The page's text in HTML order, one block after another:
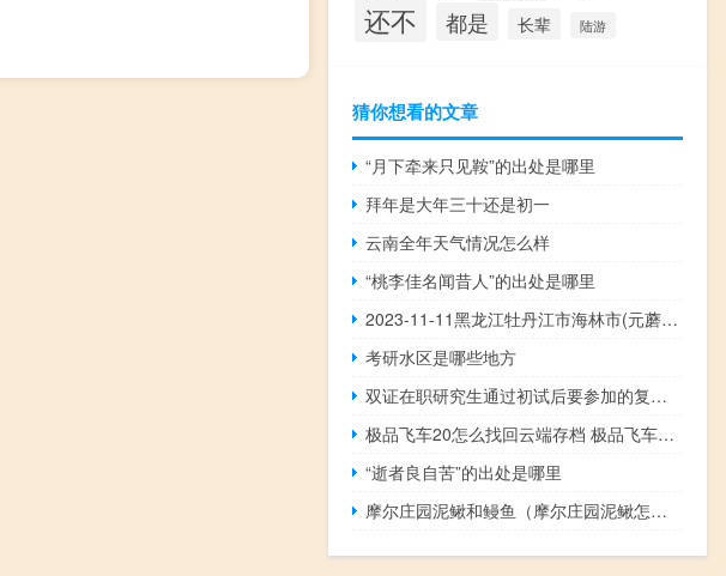
还不 都是 长辈 陆游
猜你想看的文章
“月下牵来只见鞍”的出处是哪里
拜年是大年三十还是初一
云南全年天气情况怎么样
“桃李佳名闻昔人”的出处是哪里
2023-11-11黑龙江牡丹江市海林市(元蘑)的报价是多少
考研水区是哪些地方
双证在职研究生通过初试后要参加的复试科目都有哪些
极品飞车20怎么找回云端存档 极品飞车8完美存档
“逝者良自苦”的出处是哪里
摩尔庄园泥鳅和鳗鱼（摩尔庄园泥鳅怎么钓）